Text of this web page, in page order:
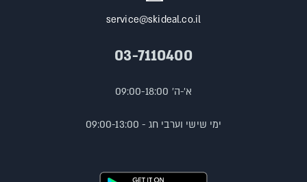
service@skideal.co.il
03-7110400
א'-ה' 09:00-18:00
ימי שישי וערבי חג - 09:00-13:00